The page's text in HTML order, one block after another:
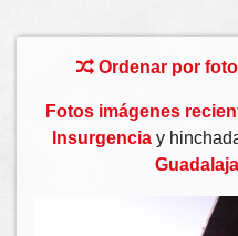
Ordenar por
Fotos imágenes
Insurgencia y